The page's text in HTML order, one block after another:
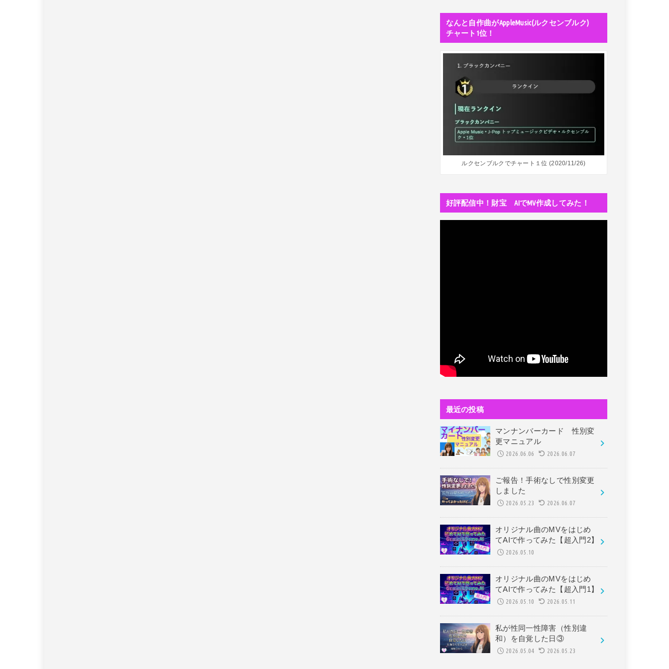
なんと自作曲がAppleMusic(ルクセンブルク)
チャート1位！
ルクセンブルクでチャート１位 (2020/11/26)
好評配信中！財宝 AIでMV作成してみた！
最近の投稿
マンナンバーカード 性別変
更マニュアル
2026.06.06 2026.06.07
ご報告！手術なしで性別変更
しました
2026.05.23 2026.06.07
オリジナル曲のMVをはじめ
てAIで作ってみた【超入門2】
2026.05.10
オリジナル曲のMVをはじめ
てAIで作ってみた【超入門1】
2026.05.10 2026.05.11
私が性同一性障害（性別違
和）を自覚した日③
2026.05.04 2026.05.23